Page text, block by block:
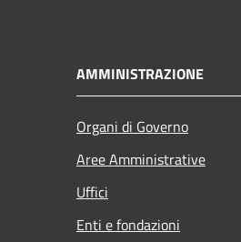
AMMINISTRAZIONE
Organi di Governo
Aree Amministrative
Uffici
Enti e fondazioni